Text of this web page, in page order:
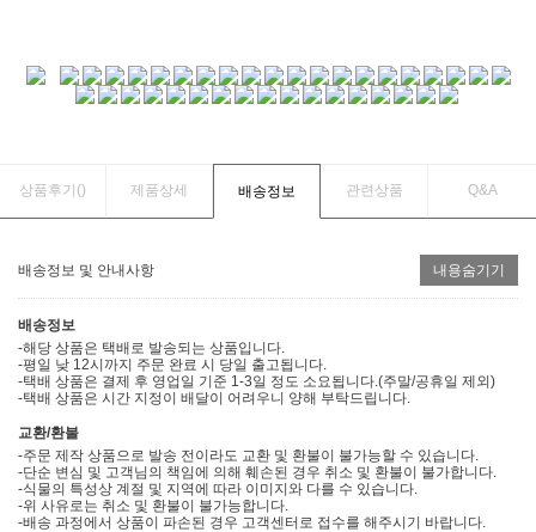
상품후기() 제품상세 배송정보 관련상품 Q&A
배송정보 및 안내사항 내용숨기기
배송정보
-해당 상품은 택배로 발송되는 상품입니다.
-평일 낮 12시까지 주문 완료 시 당일 출고됩니다.
-택배 상품은 결제 후 영업일 기준 1-3일 정도 소요됩니다.(주말/공휴일 제외)
-택배 상품은 시간 지정이 배달이 어려우니 양해 부탁드립니다.
교환/환불
-주문 제작 상품으로 발송 전이라도 교환 및 환불이 불가능할 수 있습니다.
-단순 변심 및 고객님의 책임에 의해 훼손된 경우 취소 및 환불이 불가합니다.
-식물의 특성상 계절 및 지역에 따라 이미지와 다를 수 있습니다.
-위 사유로는 취소 및 환불이 불가능합니다.
-배송 과정에서 상품이 파손된 경우 고객센터로 접수를 해주시기 바랍니다.